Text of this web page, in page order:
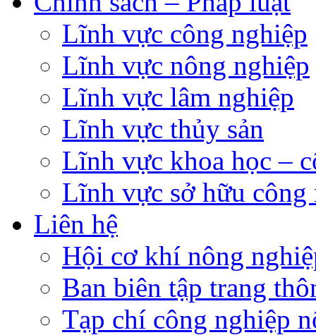
Lĩnh vực công nghiệp
Lĩnh vực nông nghiệp
Lĩnh vực lâm nghiệp
Lĩnh vực thủy sản
Lĩnh vực khoa học –
Lĩnh vực sở hữu công
Liên hệ
Hội cơ khí nông
Ban biên tập trang
Tạp chí công nghiệp